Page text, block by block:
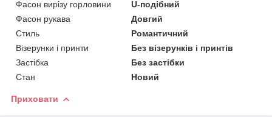
Фасон вирізу горловини
U-подібний
Фасон рукава
Довгий
Стиль
Романтичний
Візерунки і принти
Без візерунків і принтів
Застібка
Без застібки
Стан
Новий
Приховати